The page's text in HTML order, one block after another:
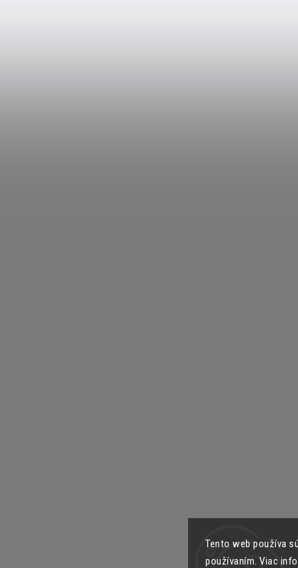
Tento web používa
používaním. Viac